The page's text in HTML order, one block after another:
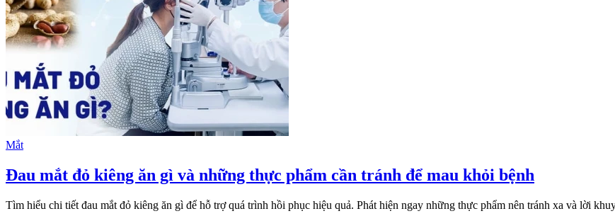
Mắt
Đau mắt đỏ kiêng ăn gì và những thực phẩm cần tránh để mau khỏi bệnh
Tìm hiểu chi tiết đau mắt đỏ kiêng ăn gì để hỗ trợ quá trình hồi phục hiệu quả. Phát hiện ngay những thực phẩm nên tránh xa và lời